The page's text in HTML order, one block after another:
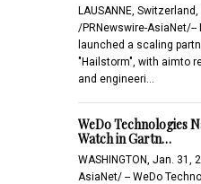
LAUSANNE,
/PRNewswire-AsiaNet/--
launched a scaling
"Hailstorm", with aimto
and engineeri…
WeDo Technologies
Watch in Gartn…
WASHINGTON, Jan. 31,
AsiaNet/ -- WeDo